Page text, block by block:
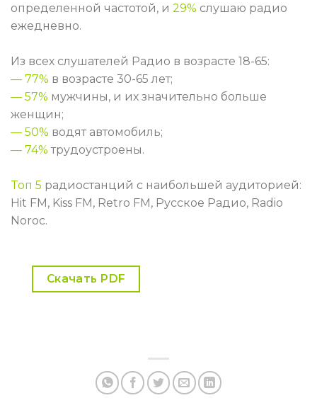
определенной частотой, и 29% слушаю радио
ежедневно.
Из всех слушателей Радио в возрасте 18-65:
— 77% в возрасте 30-65 лет;
— 57% мужчины, и их значительно больше
женщин;
— 50% водят автомобиль;
— 74% трудоустроены.
Toп 5 радиостанций с наибольшей аудиторией:
Hit FM, Kiss FM, Retro FM, Русское Радио, Radio
Noroc.
Скачать PDF